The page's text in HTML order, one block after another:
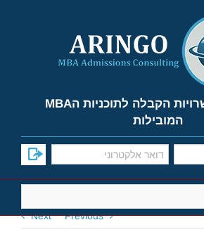
למד על אפשרויות הקבלה לתוכניות הMBA
המובילות
Previous
Next